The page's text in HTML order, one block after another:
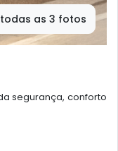
as 3 fotos
segurança, conforto